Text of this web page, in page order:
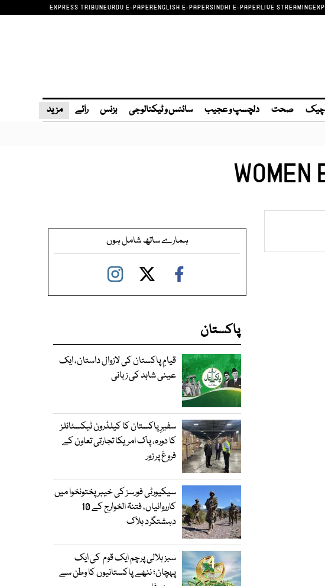
EXPRESS TRIBUNEURDU E-PAPERENGLISH E-PAPERSINDHI E-PAPERLIVE STREAMING
چیک صحت دلچسپ و عجیب سائنس و ٹیکنالوجی بزنس رائے مزید
WOMEN
ہمارے ساتھ شامل ہوں
پاکستان
قیامِ پاکستان کی لازوال داستان، ایک
عینی شاہد کی زبانی
سفیرِ پاکستان کا کیلڈرون ٹیکسٹائلز
کا دورہ، پاک امریکا تجارتی تعاون کے
فروغ پر زور
سیکیورٹی فورسز کی خیبر پختونخوا میں
کارروائیاں، فتنۃ الخوارج کے 10
دہشتگرد ہلاک
سبز ہلالی پرچم ایک قوم کی ایک
پہچان؛ ننھے پاکستانیوں کا وطن سے